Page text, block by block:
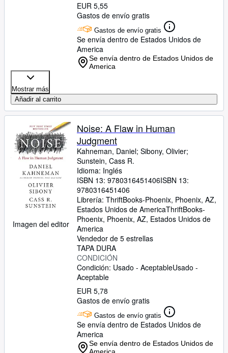
EUR 5,55
Gastos de envío gratis
Gastos de envío gratis
Se envía dentro de Estados Unidos de
America
Se envía dentro de Estados Unidos de
America
Mostrar más
Añadir al carrito
Imagen del editor
Noise: A Flaw in Human
Judgment
Kahneman, Daniel; Sibony, Olivier;
Sunstein, Cass R.
Idioma: Inglés
ISBN 13: 9780316451406ISBN 13:
9780316451406
Librería: ThriftBooks-Phoenix, Phoenix, AZ,
Estados Unidos de AmericaThriftBooks-
Phoenix, Phoenix, AZ, Estados Unidos de
America
Vendedor de 5 estrellas
TAPA DURA
CONDICIÓN
Condición: Usado - AceptableUsado -
Aceptable
EUR 5,78
Gastos de envío gratis
Gastos de envío gratis
Se envía dentro de Estados Unidos de
America
Se envía dentro de Estados Unidos de